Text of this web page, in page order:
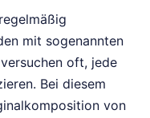
mit sogenannten
oft, jede
Bei diesem
von